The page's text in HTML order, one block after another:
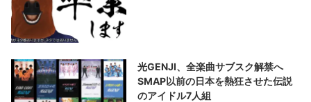
光GENJI、全楽曲サブスク解禁へ
SMAP以前の日本を熱狂させた伝説
のアイドル7人組